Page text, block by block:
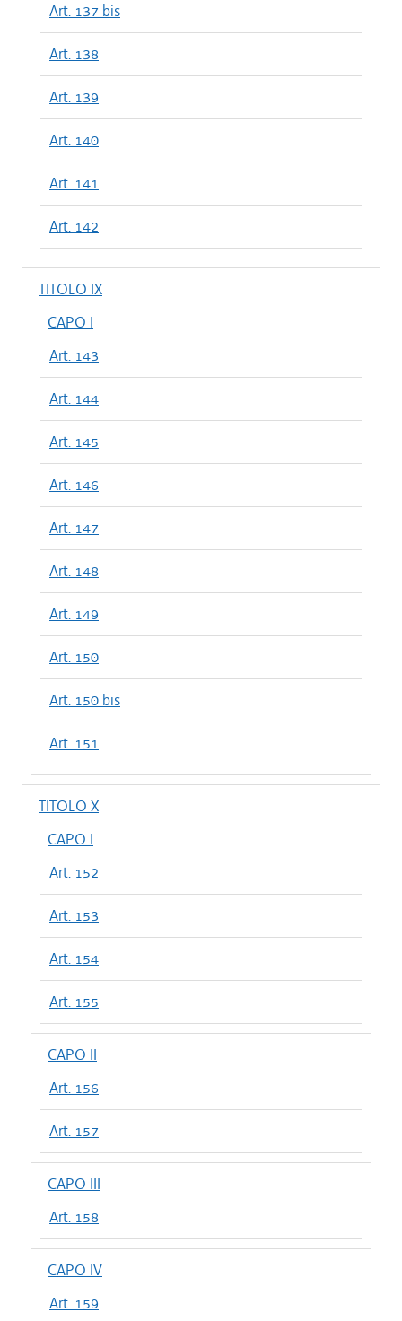
Art. 137 bis
Art. 138
Art. 139
Art. 140
Art. 141
Art. 142
TITOLO IX
CAPO I
Art. 143
Art. 144
Art. 145
Art. 146
Art. 147
Art. 148
Art. 149
Art. 150
Art. 150 bis
Art. 151
TITOLO X
CAPO I
Art. 152
Art. 153
Art. 154
Art. 155
CAPO II
Art. 156
Art. 157
CAPO III
Art. 158
CAPO IV
Art. 159